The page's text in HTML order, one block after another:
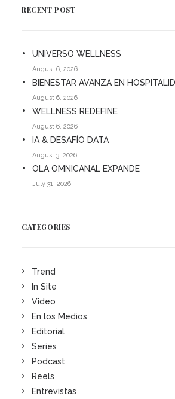
RECENT POST
UNIVERSO WELLNESS
August 6, 2026
BIENESTAR AVANZA EN
August 6, 2026
WELLNESS REDEFINE
August 6, 2026
IA & DESAFÍO DATA
August 3, 2026
OLA OMNICANAL EXPANDE
July 31, 2026
CATEGORIES
Trend
In Site
Video
En los Medios
Editorial
Series
Podcast
Reels
Entrevistas